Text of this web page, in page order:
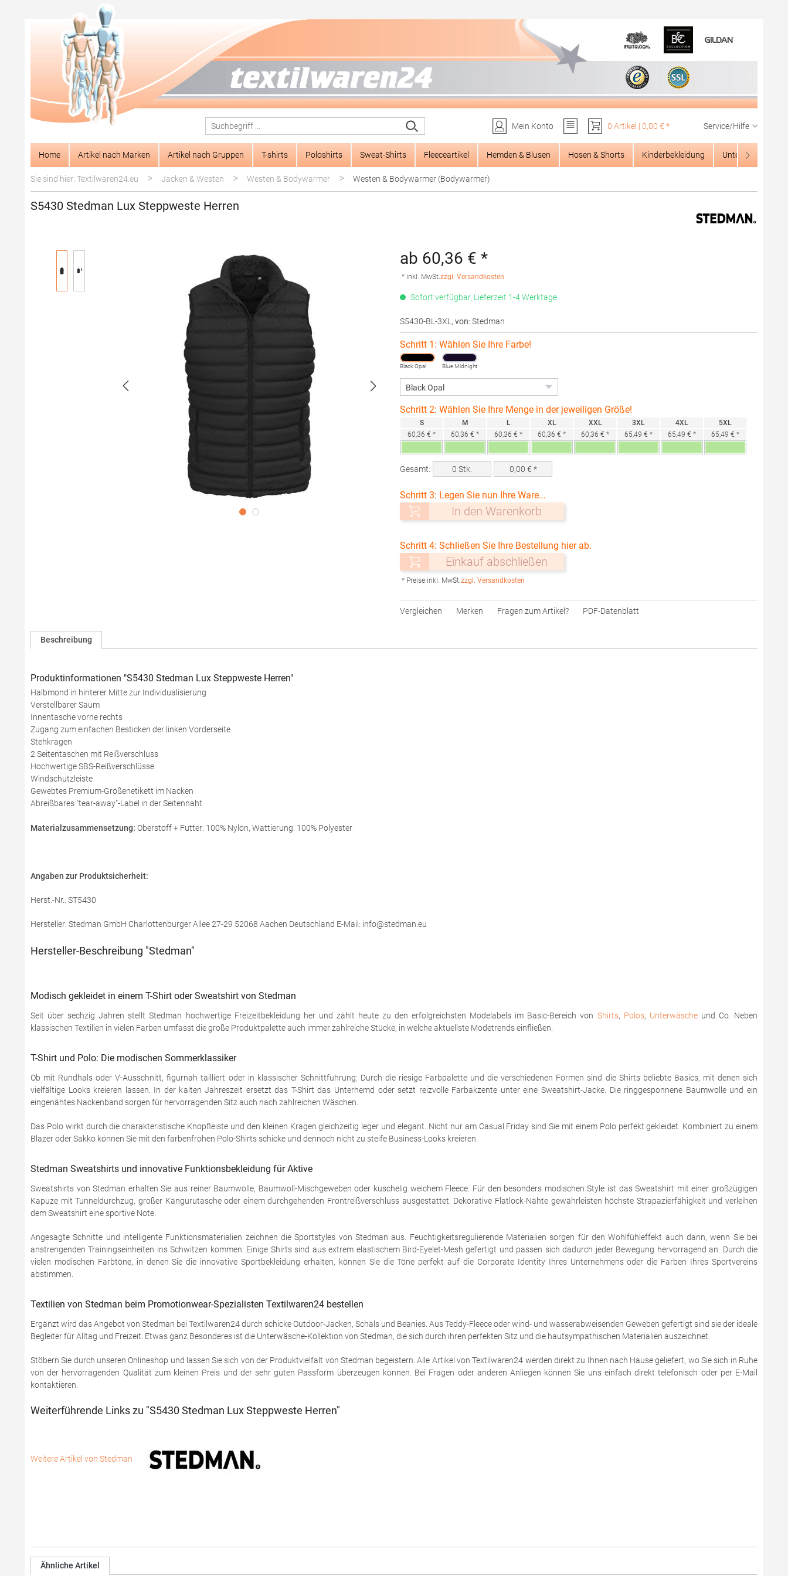
Zur Hauptnavigation springen
Mein Konto
0 Artikel | 0,00 € * Service/Hilfe
Home Artikel nach Marken Artikel nach Gruppen T-shirts Poloshirts Sweat-Shirts Fleeceartikel Hemden & Blusen Hosen & Shorts Kinderbekleidung Unterwäsche
Sie sind hier: Textilwaren24.eu > Jacken & Westen > Westen & Bodywarmer > Westen & Bodywarmer (Bodywarmer)
S5430 Stedman Lux Steppweste Herren
ab 60,36 € *
* inkl. MwSt.zzgl. Versandkosten
Sofort verfügbar, Lieferzeit 1-4 Werktage
S5430-BL-3XL , von: Stedman
Schritt 1: Wählen Sie Ihre Farbe!
Black Opal Blue Midnight
Schritt 2: Wählen Sie Ihre Menge in der jeweiligen Größe!
S
60,36 € *
M
60,36 € *
L
60,36 € *
XL
60,36 € *
XXL
60,36 € *
3XL
65,49 € *
4XL
65,49 € *
5XL
65,49 € *
Gesamt: 0 Stk. 0,00 € *
Schritt 3: Legen Sie nun Ihre Ware...
In den Warenkorb
Schritt 4: Schließen Sie Ihre Bestellung hier ab.
Einkauf abschließen
* Preise inkl. MwSt.zzgl. Versandkosten
Vergleichen Merken Fragen zum Artikel? PDF-Datenblatt
Beschreibung
Produktinformationen "S5430 Stedman Lux Steppweste Herren"
Halbmond in hinterer Mitte zur Individualisierung
Verstellbarer Saum
Innentasche vorne rechts
Zugang zum einfachen Besticken der linken Vorderseite
Stehkragen
2 Seitentaschen mit Reißverschluss
Hochwertige SBS-Reißverschlüsse
Windschutzleiste
Gewebtes Premium-Größenetikett im Nacken
Abreißbares "tear-away"-Label in der Seitennaht
Materialzusammensetzung: Oberstoff + Futter: 100% Nylon, Wattierung: 100% Polyester
Angaben zur Produktsicherheit:
Herst.-Nr.: ST5430
Hersteller: Stedman GmbH Charlottenburger Allee 27-29 52068 Aachen Deutschland E-Mail: info@stedman.eu
Hersteller-Beschreibung "Stedman"
Modisch gekleidet in einem T-Shirt oder Sweatshirt von Stedman
Seit über sechzig Jahren stellt Stedman hochwertige Freizeitbekleidung her und zählt heute zu den erfolgreichsten Modelabels im Basic-Bereich von Shirts, Polos, Unterwäscheund Co. Neben
klassischen Textilien in vielen Farben umfasst die große Produktpalette auch immer zahlreiche Stücke, in welche aktuellste Modetrends einfließen.
T-Shirt und Polo: Die modischen Sommerklassiker
Ob mit Rundhals oder V-Ausschnitt, figurnah tailliert oder in klassischer Schnittführung: Durch die riesige Farbpalette und die verschiedenen Formen sind die Shirts beliebte Basics, mit denen sich
vielfältige Looks kreieren lassen. In der kalten Jahreszeit ersetzt das T-Shirt das Unterhemd oder setzt reizvolle Farbakzente unter eine Sweatshirt-Jacke. Die ringgesponnene Baumwolle und ein
eingenähtes Nackenband sorgen für hervorragenden Sitz auch nach zahlreichen Wäschen.
Das Polo wirkt durch die charakteristische Knopfleiste und den kleinen Kragen gleichzeitig leger und elegant. Nicht nur am Casual Friday sind Sie mit einem Polo perfekt gekleidet. Kombiniert zu einem
Blazer oder Sakko können Sie mit den farbenfrohen Polo-Shirts schicke und dennoch nicht zu steife Business-Looks kreieren.
Stedman Sweatshirts und innovative Funktionsbekleidung für Aktive
Sweatshirts von Stedman erhalten Sie aus reiner Baumwolle, Baumwoll-Mischgeweben oder kuschelig weichem Fleece. Für den besonders modischen Style ist das Sweatshirt mit einer großzügigen
Kapuze mit Tunneldurchzug, großer Kängurutasche oder einem durchgehenden Frontreißverschluss ausgestattet. Dekorative Flatlock-Nähte gewährleisten höchste Strapazierfähigkeit und verleihen
dem Sweatshirt eine sportive Note.
Angesagte Schnitte und intelligente Funktionsmaterialien zeichnen die Sportstyles von Stedman aus. Feuchtigkeitsregulierende Materialien sorgen für den Wohlfühleffekt auch dann, wenn Sie bei
anstrengenden Trainingseinheiten ins Schwitzen kommen. Einige Shirts sind aus extrem elastischem Bird-Eyelet-Mesh gefertigt und passen sich dadurch jeder Bewegung hervorragend an. Durch die
vielen modischen Farbtöne, in denen Sie die innovative Sportbekleidung erhalten, können Sie die Töne perfekt auf die Corporate Identity Ihres Unternehmens oder die Farben Ihres Sportvereins
abstimmen.
Textilien von Stedman beim Promotionwear-Spezialisten Textilwaren24 bestellen
Ergänzt wird das Angebot von Stedman bei Textilwaren24 durch schicke Outdoor-Jacken, Schals und Beanies. Aus Teddy-Fleece oder wind- und wasserabweisenden Geweben gefertigt sind sie der ideale
Begleiter für Alltag und Freizeit. Etwas ganz Besonderes ist die Unterwäsche-Kollektion von Stedman, die sich durch ihren perfekten Sitz und die hautsympathischen Materialien auszeichnet.
Stöbern Sie durch unseren Onlineshop und lassen Sie sich von der Produktvielfalt von Stedman begeistern. Alle Artikel von Textilwaren24 werden direkt zu Ihnen nach Hause geliefert, wo Sie sich in Ruhe
von der hervorragenden Qualität zum kleinen Preis und der sehr guten Passform überzeugen können. Bei Fragen oder anderen Anliegen können Sie uns einfach direkt telefonisch oder per E-Mail
kontaktieren.
Weiterführende Links zu "S5430 Stedman Lux Steppweste Herren"
Weitere Artikel von Stedman
Ähnliche Artikel